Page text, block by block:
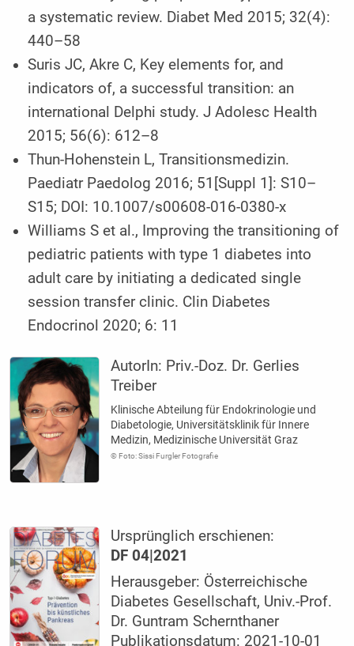
a systematic review. Diabet Med 2015; 32(4):
440–58
Suris JC, Akre C, Key elements for, and
indicators of, a successful transition: an
international Delphi study. J Adolesc Health
2015; 56(6): 612–8
Thun-Hohenstein L, Transitionsmedizin.
Paediatr Paedolog 2016; 51[Suppl 1]: S10–
S15; DOI: 10.1007/s00608-016-0380-x
Williams S et al., Improving the transitioning of
pediatric patients with type 1 diabetes into
adult care by initiating a dedicated single
session transfer clinic. Clin Diabetes
Endocrinol 2020; 6: 11
AutorIn: Priv.-Doz. Dr. Gerlies
Treiber
Klinische Abteilung für Endokrinologie und
Diabetologie, Universitätsklinik für Innere
Medizin, Medizinische Universität Graz
© Foto: Sissi Furgler Fotografie
Ursprünglich erschienen:
DF 04|2021
Herausgeber: Österreichische
Diabetes Gesellschaft, Univ.-Prof.
Dr. Guntram Schernthaner
Publikationsdatum: 2021-10-01